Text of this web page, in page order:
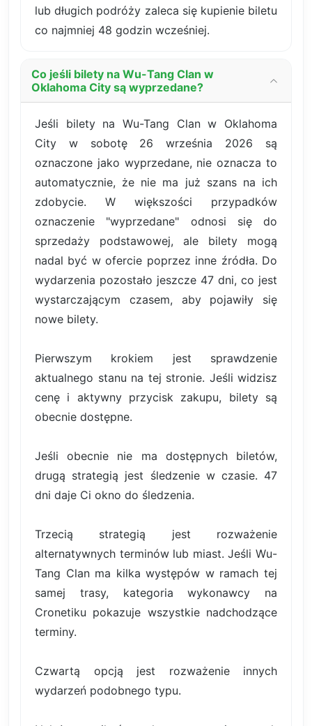
lub długich podróży zaleca się kupienie biletu
co najmniej 48 godzin wcześniej.
Co jeśli bilety na Wu-Tang Clan w
Oklahoma City są wyprzedane?
Jeśli bilety na Wu-Tang Clan w Oklahoma
City w sobotę 26 września 2026 są
oznaczone jako wyprzedane, nie oznacza to
automatycznie, że nie ma już szans na ich
zdobycie. W większości przypadków
oznaczenie "wyprzedane" odnosi się do
sprzedaży podstawowej, ale bilety mogą
nadal być w ofercie poprzez inne źródła. Do
wydarzenia pozostało jeszcze 47 dni, co jest
wystarczającym czasem, aby pojawiły się
nowe bilety.
Pierwszym krokiem jest sprawdzenie
aktualnego stanu na tej stronie. Jeśli widzisz
cenę i aktywny przycisk zakupu, bilety są
obecnie dostępne.
Jeśli obecnie nie ma dostępnych biletów,
drugą strategią jest śledzenie w czasie. 47
dni daje Ci okno do śledzenia.
Trzecią strategią jest rozważenie
alternatywnych terminów lub miast. Jeśli Wu-
Tang Clan ma kilka występów w ramach tej
samej trasy, kategoria wykonawcy na
Cronetiku pokazuje wszystkie nadchodzące
terminy.
Czwartą opcją jest rozważenie innych
wydarzeń podobnego typu.